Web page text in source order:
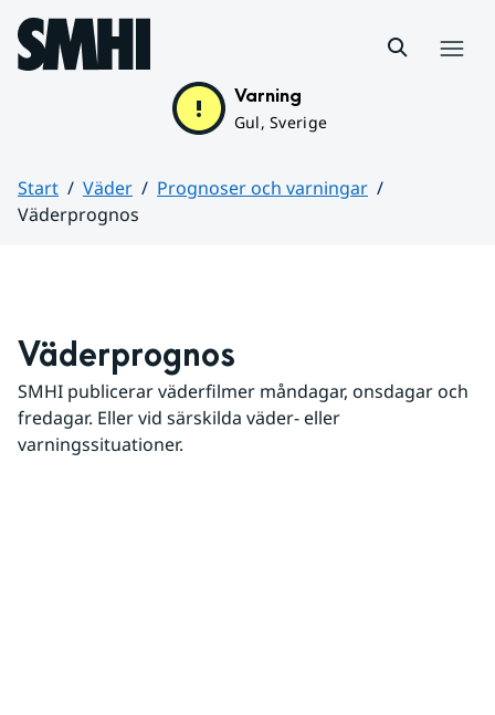
Hoppa till sidans innehåll
Varning
Gul, Sverige
Start Väder
Prognoser och varningar
Väderprognos
Väderprognos
SMHI publicerar väderfilmer måndagar, onsdagar och
fredagar. Eller vid särskilda väder- eller
varningssituationer.